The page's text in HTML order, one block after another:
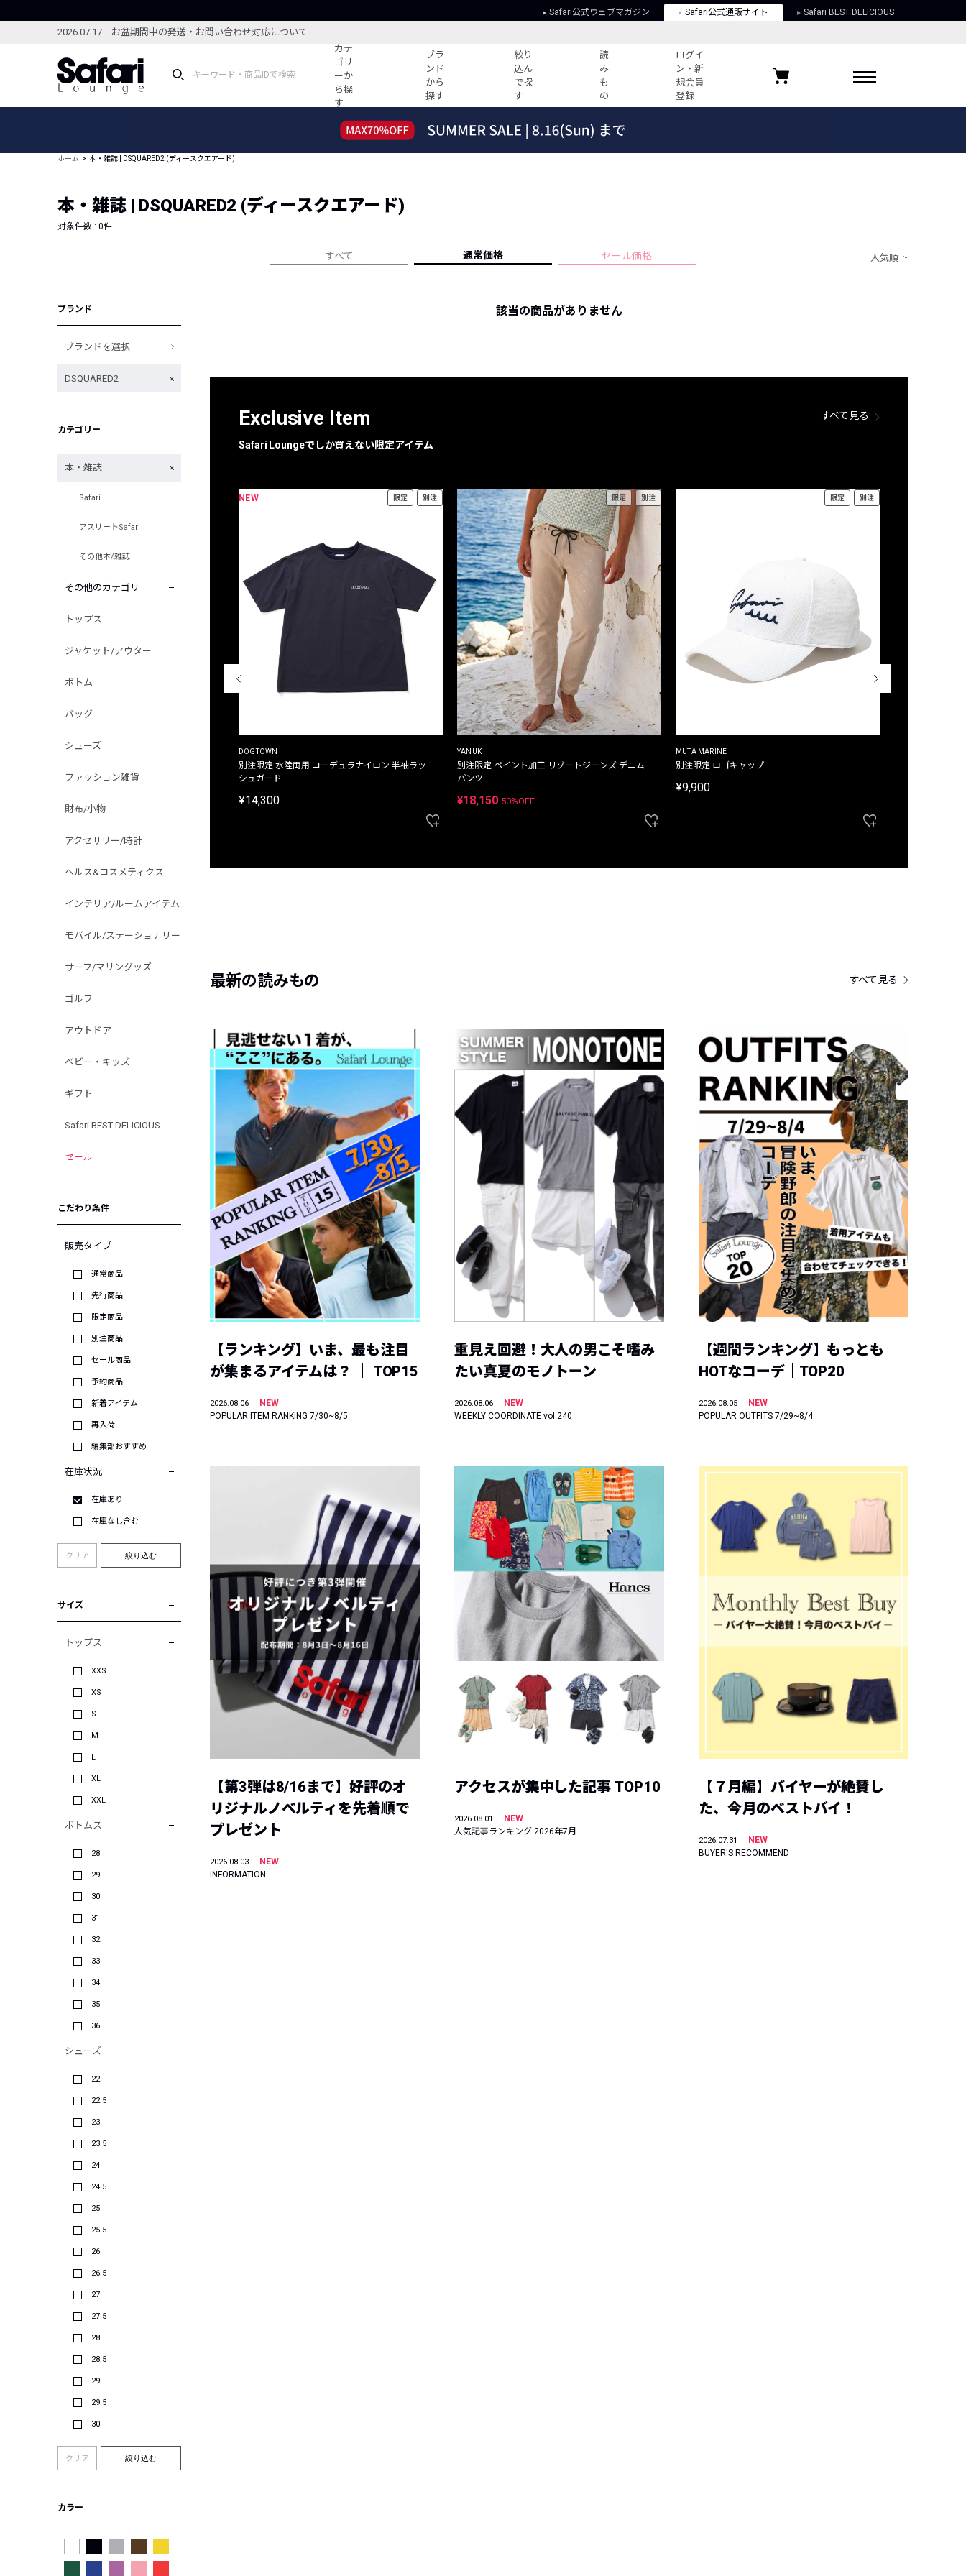
Safari公式ウェブマガジン Safari公式通販サイト Safari BEST DELICIOUS
2026.07.17 お盆期間中の発送・お問い合わせ対応について
カテ
ゴリ
ーか
ら探
す
ブラ
ンド
から
探す
絞り
込ん
で探
す
読
み
も
の
ログイ
ン・新
規会員
登録
ブランドから探す
新着アイテム
編集部のおすすめアイテム
特集記事
コーディネート
すべての記事
人気記事ランキング
フォーカスブランド
プライバシーポリシー
お気に入りブランド
ホーム 本・雑誌 | DSQUARED2 (ディースクエアード)
本・雑誌 | DSQUARED2 (ディースクエアード)
対象件数 : 0件
すべて 通常価格 セール価格 人気順
ブランド
ブランドを選択
DSQUARED2
カテゴリー
本・雑誌
Safari
アスリートSafari
その他本/雑誌
その他のカテゴリ
トップス
ジャケット/アウター
ボトム
バッグ
シューズ
ファッション雑貨
財布/小物
アクセサリー/時計
ヘルス&コスメティクス
インテリア/ルームアイテム
モバイル/ステーショナリー
サーフ/マリングッズ
ゴルフ
アウトドア
ベビー・キッズ
ギフト
Safari BEST DELICIOUS
セール
こだわり条件
販売タイプ
通常商品
先行商品
限定商品
別注商品
セール商品
予約商品
新着アイテム
再入荷
編集部おすすめ
在庫状況
在庫あり
在庫なし含む
クリア 絞り込む
サイズ
トップス
XXS
XS
S
M
L
XL
XXL
ボトムス
28
29
30
31
32
33
34
35
36
シューズ
22
22.5
23
23.5
24
24.5
25
25.5
26
26.5
27
27.5
28
28.5
29
29.5
30
クリア 絞り込む
カラー
該当の商品がありません
Exclusive Item
Safari Loungeでしか買えない限定アイテム
すべて見る
THE DUFFER OF ST.GEORGE
プリントTシャツ
NEW 限定 別注
DOGTOWN
別注限定 水陸両用 コーデュラナイロン 半袖ラッ
シュガード
¥14,300
限定 別注
YANUK
別注限定 ペイント加工 リゾートジーンズ デニム
パンツ
¥18,150 50%OFF
限定 別注
MUTA MARINE
別注限定 ロゴキャップ
¥9,900
最新の読みもの すべて見る
【ランキング】いま、最も注目
が集まるアイテムは？ ｜ TOP15
2026.08.06
NEW
POPULAR ITEM RANKING 7/30~8/5
重見え回避！大人の男こそ嗜み
たい真夏のモノトーン
2026.08.06
NEW
WEEKLY COORDINATE vol.240
【週間ランキング】もっとも
HOTなコーデ｜TOP20
2026.08.05
NEW
POPULAR OUTFITS 7/29~8/4
【第3弾は8/16まで】好評のオ
リジナルノベルティを先着順で
プレゼント
2026.08.03
NEW
INFORMATION
アクセスが集中した記事 TOP10
2026.08.01
NEW
人気記事ランキング 2026年7月
【７月編】バイヤーが絶賛し
た、今月のベストバイ！
2026.07.31
NEW
BUYER'S RECOMMEND